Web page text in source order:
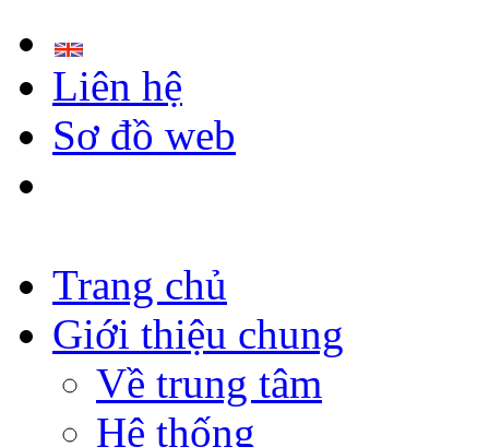
Liên hệ
Sơ đồ web
Trang chủ
Giới thiệu chung
Về trung tâm
Hệ thống